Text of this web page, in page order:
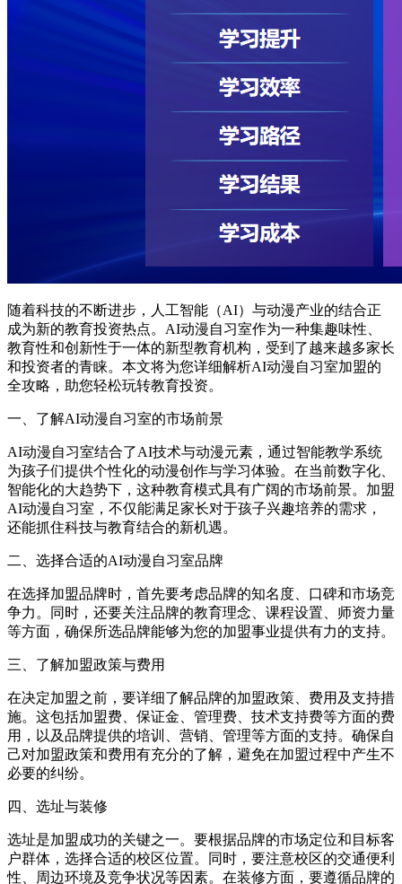
随着科技的不断进步，人工智能（AI）与动漫产业的结合正
成为新的教育投资热点。AI动漫自习室作为一种集趣味性、
教育性和创新性于一体的新型教育机构，受到了越来越多家长
和投资者的青睐。本文将为您详细解析AI动漫自习室加盟的
全攻略，助您轻松玩转教育投资。
一、了解AI动漫自习室的市场前景
AI动漫自习室结合了AI技术与动漫元素，通过智能教学系统
为孩子们提供个性化的动漫创作与学习体验。在当前数字化、
智能化的大趋势下，这种教育模式具有广阔的市场前景。加盟
AI动漫自习室，不仅能满足家长对于孩子兴趣培养的需求，
还能抓住科技与教育结合的新机遇。
二、选择合适的AI动漫自习室品牌
在选择加盟品牌时，首先要考虑品牌的知名度、口碑和市场竞
争力。同时，还要关注品牌的教育理念、课程设置、师资力量
等方面，确保所选品牌能够为您的加盟事业提供有力的支持。
三、了解加盟政策与费用
在决定加盟之前，要详细了解品牌的加盟政策、费用及支持措
施。这包括加盟费、保证金、管理费、技术支持费等方面的费
用，以及品牌提供的培训、营销、管理等方面的支持。确保自
己对加盟政策和费用有充分的了解，避免在加盟过程中产生不
必要的纠纷。
四、选址与装修
选址是加盟成功的关键之一。要根据品牌的市场定位和目标客
户群体，选择合适的校区位置。同时，要注意校区的交通便利
性、周边环境及竞争状况等因素。在装修方面，要遵循品牌的